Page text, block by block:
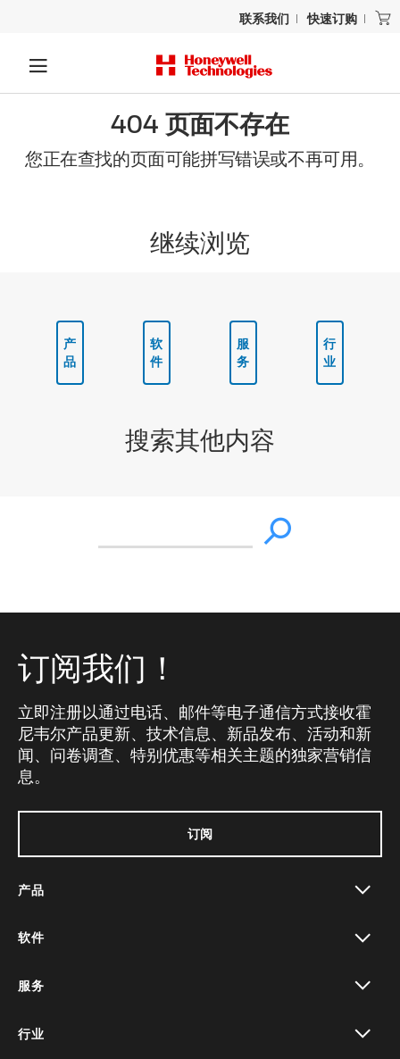
联系我们 快速订购
404 页面不存在
您正在查找的页面可能拼写错误或不再可用。
继续浏览
产
品
软
件
服
务
行
业
搜索其他内容
订阅我们！
立即注册以通过电话、邮件等电子通信方式接收霍
尼韦尔产品更新、技术信息、新品发布、活动和新
闻、问卷调查、特别优惠等相关主题的独家营销信
息。
订阅
产品
软件
服务
行业